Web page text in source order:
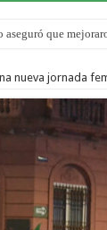
aseguró que
hicieron una
nueva jornada